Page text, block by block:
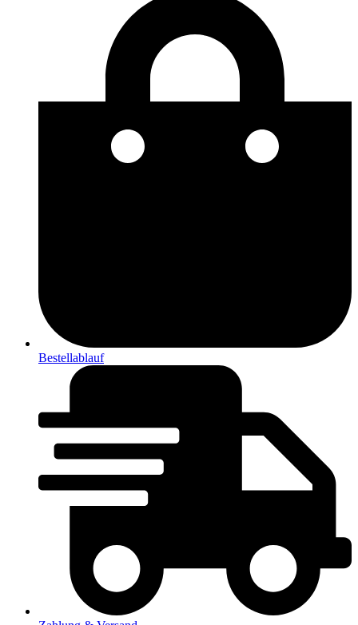
Bestellablauf